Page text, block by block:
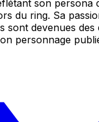
son persona
du ring. Sa
sont devenues des
personnage